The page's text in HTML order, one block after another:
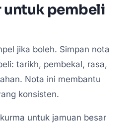
untuk pembeli
jika boleh. Simpan nota
tarikh, pembekal, rasa,
Nota ini membantu
konsisten.
untuk jamuan besar